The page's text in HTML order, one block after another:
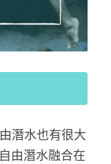
潛水也有很大
由潛水融合在